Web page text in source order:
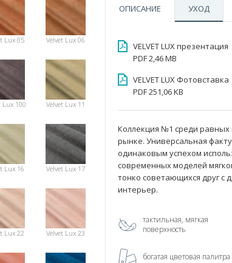
Lux 05 Velvet Lux 06
Lux 100 Velvet Lux 11
Lux 16 Velvet Lux 17
Lux 22 Velvet Lux 23
ОПИСАНИЕ УХОД
VELVET LUX презентация
PDF 2,46 MB
VELVET LUX Фотовставка
PDF 251,06 KB
Коллекция №1 среди
рынке. Универсальная
одинаковым успехом
современных моделей
тонко советающихся друг с
интерьер.
тактильная, мягкая
поверхность
богатая цветовая палитра